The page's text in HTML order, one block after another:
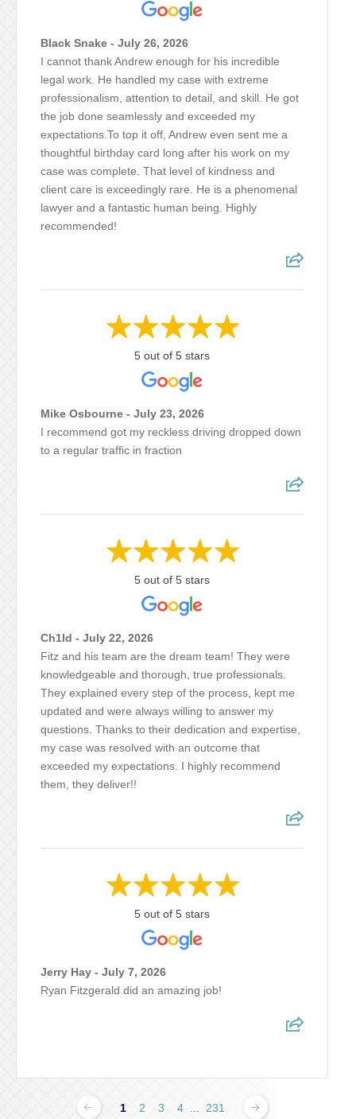
Black Snake - July 26, 2026
I cannot thank Andrew enough for his incredible
legal work. He handled my case with extreme
professionalism, attention to detail, and skill. He got
the job done seamlessly and exceeded my
expectations. ​To top it off, Andrew even sent me a
thoughtful birthday card long after his work on my
case was complete. That level of kindness and
client care is exceedingly rare. He is a phenomenal
lawyer and a fantastic human being. Highly
recommended!
5 out of 5 stars
Mike Osbourne - July 23, 2026
I recommend got my reckless driving dropped down
to a regular traffic in fraction
5 out of 5 stars
Ch1ld - July 22, 2026
Fitz and his team are the dream team! They were
knowledgeable and thorough, true professionals.
They explained every step of the process, kept me
updated and were always willing to answer my
questions. Thanks to their dedication and expertise,
my case was resolved with an outcome that
exceeded my expectations. I highly recommend
them, they deliver!!
5 out of 5 stars
Jerry Hay - July 7, 2026
Ryan Fitzgerald did an amazing job!
1 2 3 4 231